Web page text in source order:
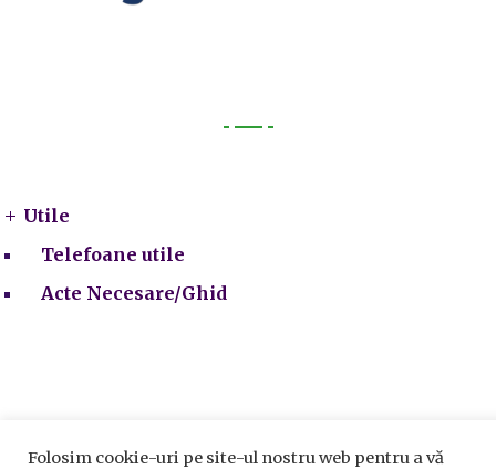
Utile
Telefoane utile
Acte Necesare/Ghid
Folosim cookie-uri pe site-ul nostru web pentru a vă